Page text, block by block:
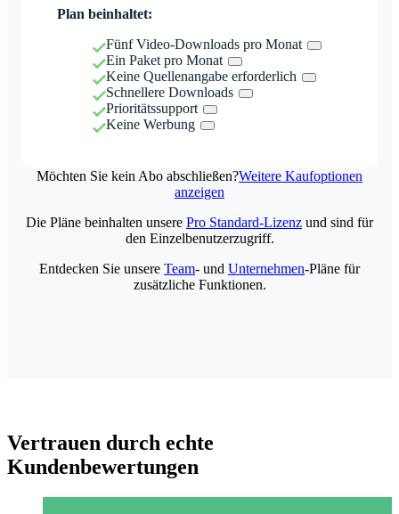
Plan beinhaltet:
Fünf Video-Downloads pro Monat
Ein Paket pro Monat
Keine Quellenangabe erforderlich
Schnellere Downloads
Prioritätssupport
Keine Werbung
Möchten Sie kein Abo abschließen?Weitere Kaufoptionen
anzeigen
Die Pläne beinhalten unsere Pro Standard-Lizenz und sind für
den Einzelbenutzerzugriff.
Entdecken Sie unsere Team- und Unternehmen-Pläne für
zusätzliche Funktionen.
Vertrauen durch echte
Kundenbewertungen